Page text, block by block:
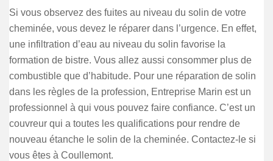
Si vous observez des fuites au niveau du solin de votre
cheminée, vous devez le réparer dans l’urgence. En effet,
une infiltration d’eau au niveau du solin favorise la
formation de bistre. Vous allez aussi consommer plus de
combustible que d’habitude. Pour une réparation de solin
dans les règles de la profession, Entreprise Marin est un
professionnel à qui vous pouvez faire confiance. C’est un
couvreur qui a toutes les qualifications pour rendre de
nouveau étanche le solin de la cheminée. Contactez-le si
vous êtes à Coullemont.